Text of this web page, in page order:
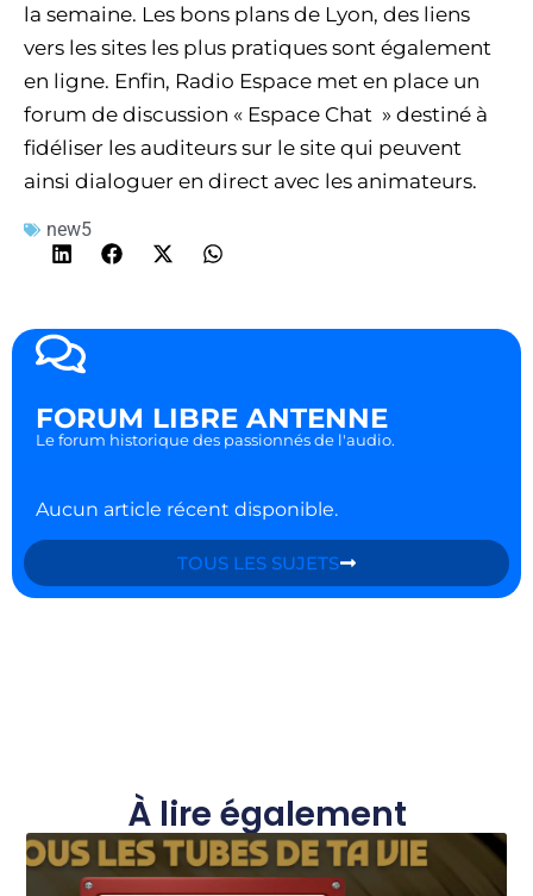
la semaine. Les bons plans de Lyon, des liens
vers les sites les plus pratiques sont également
en ligne. Enfin, Radio Espace met en place un
forum de discussion « Espace Chat » destiné à
fidéliser les auditeurs sur le site qui peuvent
ainsi dialoguer en direct avec les animateurs.
new5
FORUM LIBRE ANTENNE
Le forum historique des passionnés de l'audio.
Aucun article récent disponible.
TOUS LES SUJETS
À lire également